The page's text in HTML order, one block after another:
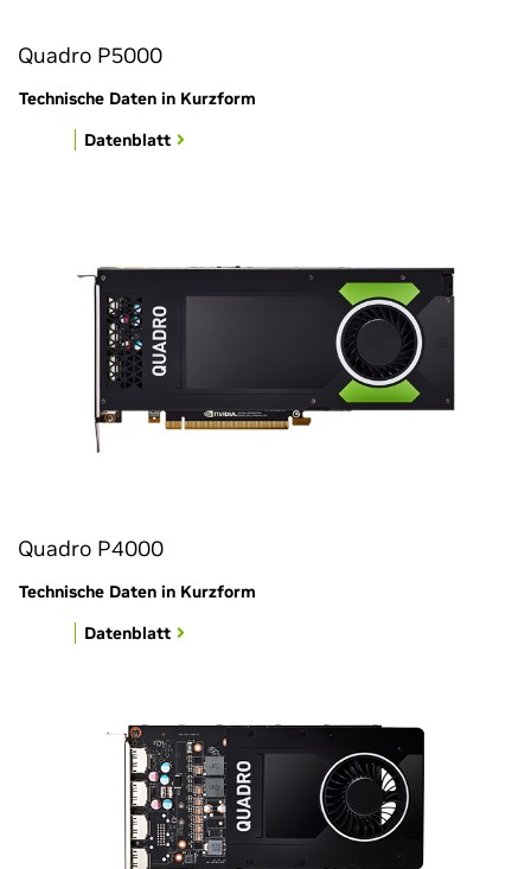
Quadro P5000
Technische Daten in Kurzform
Datenblatt
Quadro P4000
Technische Daten in Kurzform
Datenblatt